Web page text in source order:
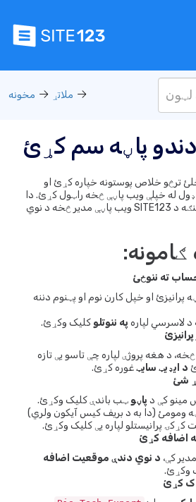
ملاتړ مخونه
پاڼه سم کړئ
ترڅو خلاص پوستونه خپاره کړئ او
له خپلې ویب پاڼې څخه راټول کړئ. دا
لارښود تاسو ته ښیې چې څنګه د SITE123 ویب پاڼې مدیر څخه د نوي
ګامونه:
پرانیزئ او خپل کارن نوم او پټنوم دننه
د لاسرسي لپاره په ننوتلو کلیک وکړئ.
د هغه پروژې لپاره چې تاسو یې تازه
د ایډیټ سایټغوره کړئ.
شئ
مینو کې د پاڼو ټب باندې کلیک وکړئ.
ومومئ (دا به د بریف کیس آیکون ولري)
کړکۍ پرانیستلو لپاره یې کلیک وکړئ.
اضافه کړئ
کې، د نوي دندې موقعیت اضافه
وکړئ.
کړئ